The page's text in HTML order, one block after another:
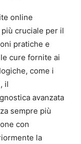
online
cruciale per il
pratiche e
cure fornite ai
come i
il
avanzata
sempre più
con
la